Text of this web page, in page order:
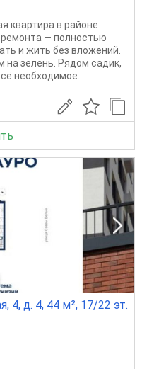
квартира в районе
ремонта — полностью
и жить без вложений.
на зелень. Рядом садик,
необходимое...
4, д. 4, 44 м², 17/22 эт.